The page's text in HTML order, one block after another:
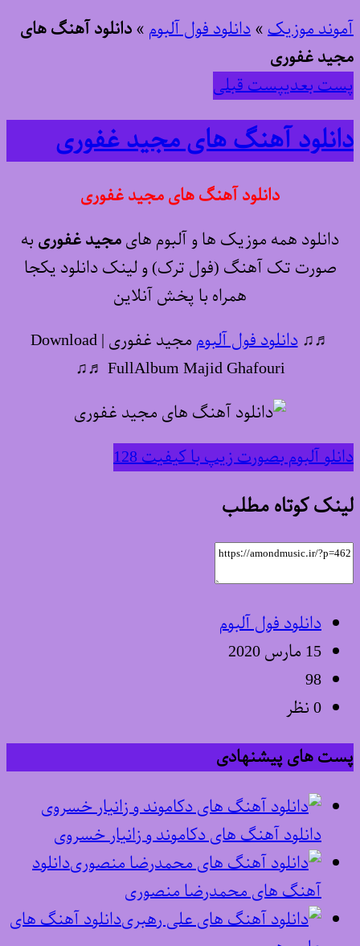
آموند موزیک»دانلود فول آلبوم »دانلود آهنگ های
مجید غفوری
پست بعدیپست قبلی
دانلود آهنگ های مجید غفوری
دانلود آهنگ های مجید غفوری
دانلود همه موزیک ها و آلبوم هایمجید غفوری به
صورت تک آهنگ (فول ترک) و لینک دانلود یکجا
همراه با پخش آنلاین
♬♫دانلود فول آلبوم
مجید غفوری | Download
FullAlbum Majid Ghafouri ♬♫
دانلو آلبوم بصورت زیپ با کیفیت 128
لینک کوتاه مطلب
دانلود فول آلبوم
15 مارس 2020
98
0 نظر
پست های پیشنهادی
دانلود آهنگ های دکاموند و زانیار خسروی
دانلود
آهنگ های محمدرضا منصوری
دانلود آهنگ های